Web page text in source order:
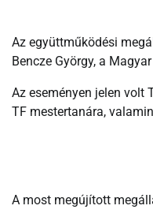
Az együttműködési
Bencze György, a
Az eseményen jelen volt
TF mestertanára,
A most megújított